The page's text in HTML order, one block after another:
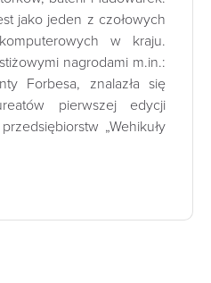
jako jeden z czołowych
w kraju.
nagrodami m.in.:
Forbesa, znalazła się
pierwszej edycji
„Wehikuły